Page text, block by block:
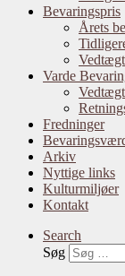
Bevaringspris
Årets
Varde
Fredninger
Arkiv
Nyttige links
Kulturmiljøer
Kontakt
Search
Søg